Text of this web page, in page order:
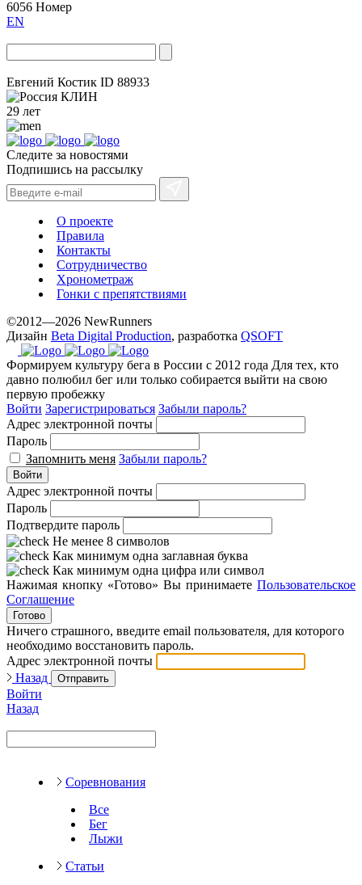
6056 Номер
EN
Евгений Костик ID 88933
КЛИН
29 лет
Следите за новостями
Подпишись на рассылку
О проекте
Правила
Контакты
Сотрудничество
Хронометраж
Гонки с препятствиями
©2012—2026 NewRunners
Дизайн Beta Digital Production, разработка QSOFT
Формируем культуру бега в России с 2012 года Для тех, кто
давно полюбил бег или только собирается выйти на свою
первую пробежку
Войти Зарегистрироваться Забыли пароль?
Адрес электронной почты
Пароль
Запомнить меня Забыли пароль?
Войти
Адрес электронной почты
Пароль
Подтвердите пароль
Не менее 8 символов
Как минимум одна заглавная буква
Как минимум одна цифра или символ
Нажимая кнопку «Готово» Вы принимаете Пользовательское
Соглашение
Готово
Ничего страшного, введите email пользователя, для которого
необходимо восстановить пароль.
Адрес электронной почты
Назад
Отправить
Войти
Назад
Соревнования
Все
Бег
Лыжи
Статьи